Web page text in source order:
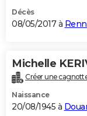
Décès
08/05/2017 à
Michelle
Créer une
Naissance
20/08/1945 à